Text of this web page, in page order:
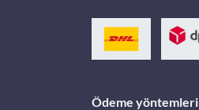
Ödeme yöntemleri